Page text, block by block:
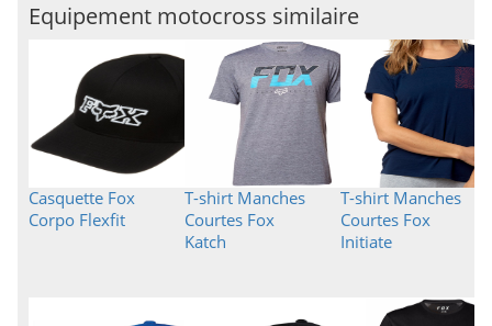
Equipement motocross similaire
Casquette Fox
Corpo Flexfit
T-shirt Manches
Courtes Fox
Katch
T-shirt Manches
Courtes Fox
Initiate